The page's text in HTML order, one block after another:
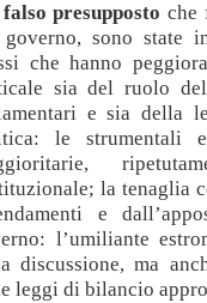
presupposto che
sono state
che hanno
sia del ruolo
e sia della
le strumentali
la tenaglia
e
l’umiliante
discussione, ma
leggi di bilancio